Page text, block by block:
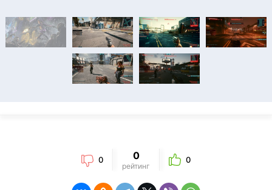
0 0
рейтинг
0